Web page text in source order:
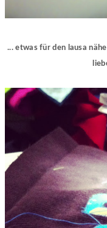
... etwas für den lausa